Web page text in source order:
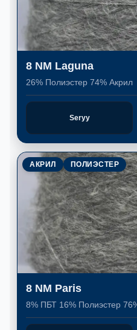
8 NM Laguna
26% Полиэстер 74% Акрил
Seryy
АКРИЛ ПОЛИЭСТЕР
8 NM Paris
8% ПБТ 16% Полиэстер